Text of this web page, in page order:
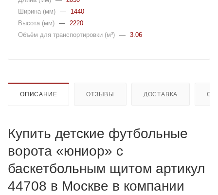
Ширина (мм) —
1440
Высота (мм) —
2220
Объём для транспортировки (м³) — 3.06
ОПИСАНИЕ ОТЗЫВЫ ДОСТАВКА
Купить детские футбольные
ворота «юниор» с
баскетбольным щитом артикул
44708 в Москве в компании